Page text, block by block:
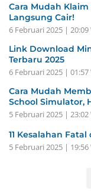
Cara Mudah Klaim
Langsung Cair!
6 Februari 2025 | 20:09
Link Download
Terbaru 2025
6 Februari 2025 | 01:57
Cara Mudah
School Simulator,
5 Februari 2025 | 23:02
11 Kesalahan
5 Februari 2025 | 19:56